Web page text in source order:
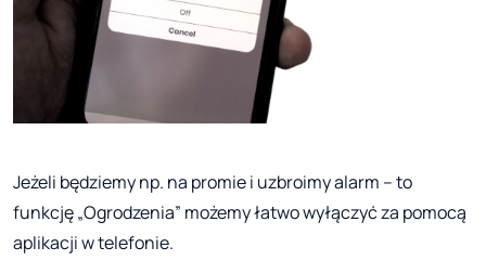
Jeżeli będziemy np. na promie i uzbroimy alarm – to
funkcję „Ogrodzenia” możemy łatwo wyłączyć za pomocą
aplikacji w telefonie.